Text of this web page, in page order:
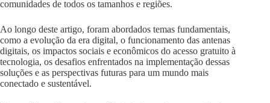
comunidades de todos os tamanhos e regiões.
Ao longo deste artigo, foram abordados temas fundamentais,
como a evolução da era digital, o funcionamento das antenas
digitais, os impactos sociais e econômicos do acesso gratuito à
tecnologia, os desafios enfrentados na implementação dessas
soluções e as perspectivas futuras para um mundo mais
conectado e sustentável.